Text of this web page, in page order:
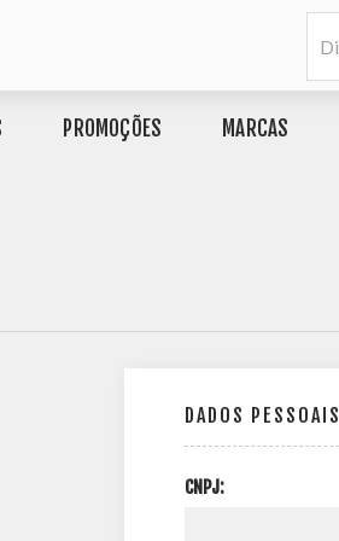
PROMOÇÕES MARCAS
DADOS PESSOAIS
CNPJ: